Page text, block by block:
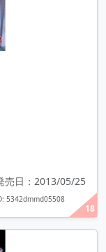
18
売日：2013/05/25
5342dmmd05508